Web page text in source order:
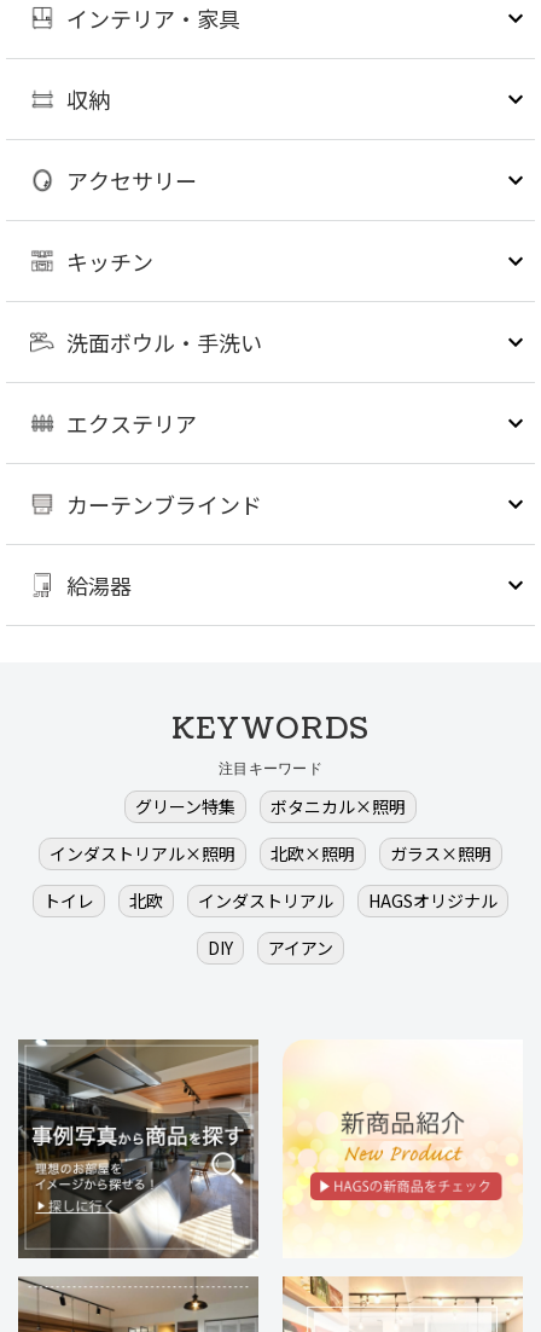
インテリア・家具
収納
アクセサリー
キッチン
洗面ボウル・手洗い
エクステリア
カーテンブラインド
給湯器
KEYWORDS
注目キーワード
グリーン特集
ボタニカル×照明
インダストリアル×照明
北欧×照明
ガラス×照明
トイレ
北欧 インダストリアル
HAGSオリジナル
DIY
アイアン